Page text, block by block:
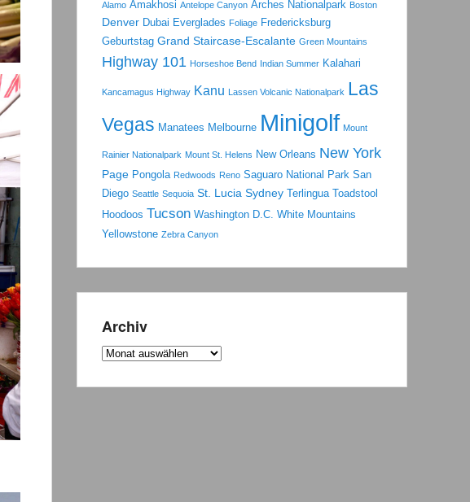
Alamo Amakhosi Antelope Canyon Arches Nationalpark Boston
Denver Dubai Everglades Foliage Fredericksburg
Geburtstag Grand Staircase-Escalante Green Mountains
Highway 101 Horseshoe Bend Indian Summer Kalahari
Kancamagus Highway Kanu Lassen Volcanic Nationalpark Las
Vegas Manatees Melbourne Minigolf Mount
Rainier Nationalpark Mount St. Helens New Orleans New York
Page Pongola Redwoods Reno Saguaro National Park San
Diego Seattle Sequoia St. Lucia Sydney Terlingua Toadstool
Hoodoos Tucson Washington D.C. White Mountains
Yellowstone Zebra Canyon
Archiv
Archiv